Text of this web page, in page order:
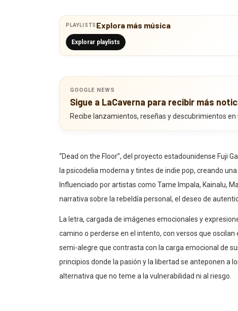
PLAYLISTS Explora más música
Explorar playlists
GOOGLE NEWS
Sigue a LaCaverna para recibir más
Recibe lanzamientos, reseñas y descubrimientos en
“Dead on the Floor”, del proyecto estadounidense Fuji
la psicodelia moderna y tintes de indie pop, creando
Influenciado por artistas como Tame Impala, Kainalu,
narrativa sobre la rebeldía personal, el deseo de
La letra, cargada de imágenes emocionales y
camino o perderse en el intento, con versos que
semi-alegre que contrasta con la carga emocional de
principios donde la pasión y la libertad se anteponen a
alternativa que no teme a la vulnerabilidad ni al riesgo.